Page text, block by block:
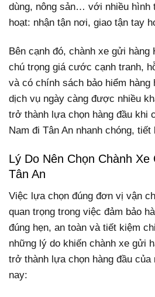
dùng, nông sản… với nhiều hình
hoạt: nhận tận nơi, giao tận tay
Bên cạnh đó, chành xe gửi hàng
chú trọng giá cước cạnh tranh,
và có chính sách bảo hiểm hàng
dịch vụ ngày càng được nhiều
trở thành lựa chọn hàng đầu khi
Nam đi Tân An nhanh chóng,
Lý Do Nên Chọn Chành
Tân An
Việc lựa chọn đúng đơn vị vận
quan trọng trong việc đảm bảo
đúng hẹn, an toàn và tiết kiệm
những lý do khiến chành xe gửi
trở thành lựa chọn hàng đầu của
nay: